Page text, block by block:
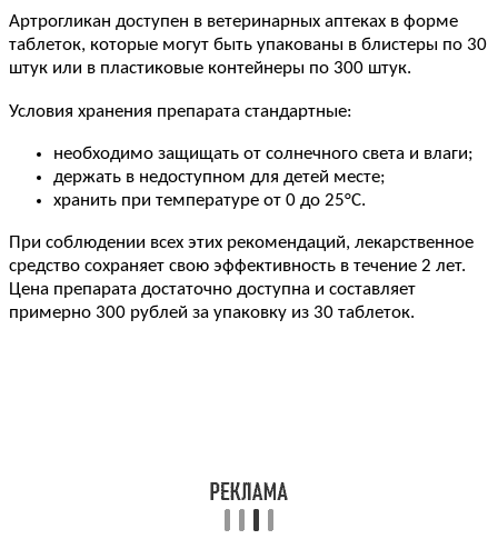
Артрогликан доступен в ветеринарных аптеках в форме
таблеток, которые могут быть упакованы в блистеры по 30
штук или в пластиковые контейнеры по 300 штук.
Условия хранения препарата стандартные:
необходимо защищать от солнечного света и влаги;
держать в недоступном для детей месте;
хранить при температуре от 0 до 25°C.
При соблюдении всех этих рекомендаций, лекарственное
средство сохраняет свою эффективность в течение 2 лет.
Цена препарата достаточно доступна и составляет
примерно 300 рублей за упаковку из 30 таблеток.